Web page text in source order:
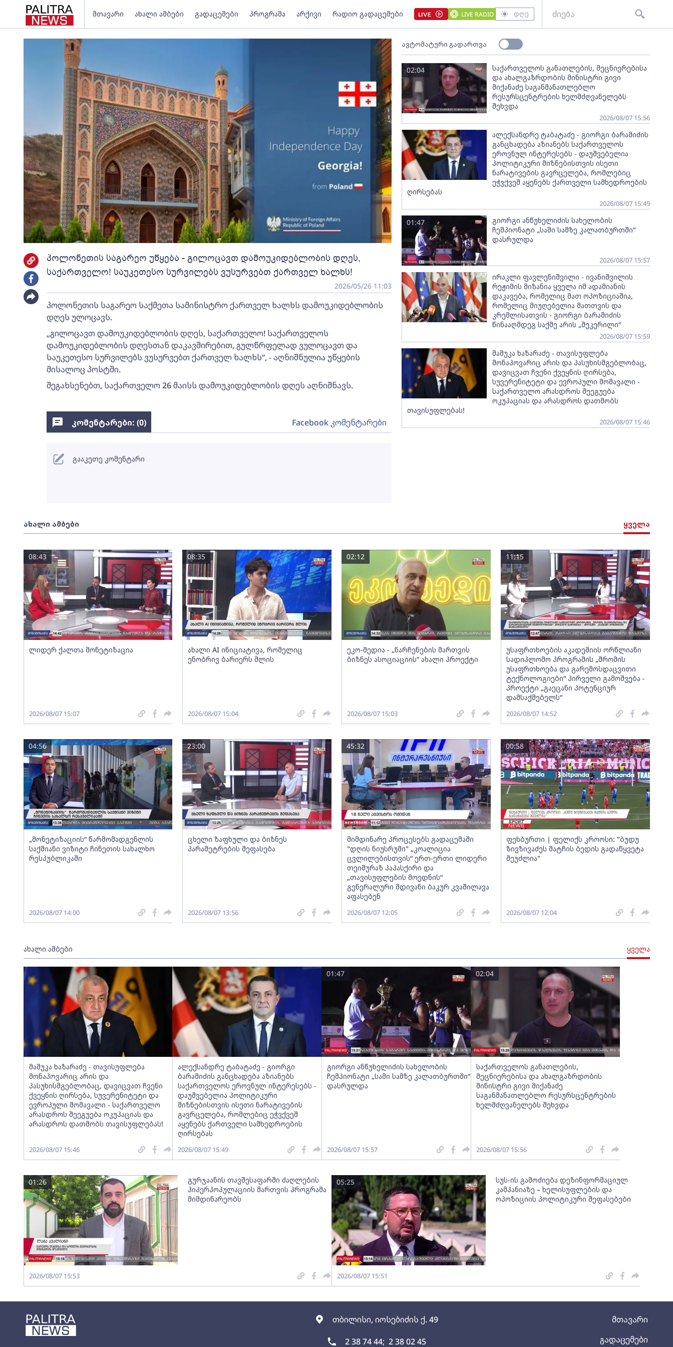
მთავარი ახალი ამბები გადაცემები პროგრამა არქივი რადიო გადაცემები LIVE LIVE RADIO დღე
თბილისი, იოსებიძის ქ. 49
2 38 74 44; 2 38 02 45
მთავარი
გადაცემები
პოლონეთის საგარეო უწყება - გილოცავთ დამოუკიდებლობის დღეს,
საქართველო! საუკეთესო სურვილებს ვუსურვებთ ქართველ ხალხს!
2026/05/26 11:03
პოლონეთის საგარეო საქმეთა სამინისტრო ქართველ ხალხს დამოუკიდებლობის
დღეს ულოცავს.
„გილოცავთ დამოუკიდებლობის დღეს, საქართველო! საქართველოს
დამოუკიდებლობის დღესთან დაკავშირებით, გულწრფელად ვულოცავთ და
საუკეთესო სურვილებს ვუსურვებთ ქართველ ხალხს“, - აღნიშნულია უწყების
მისალოც პოსტში.
შეგახსენებთ, საქართველო 26 მაისს დამოუკიდებლობის დღეს აღნიშნავს.
ავტომატური გადართვა
საქართველოს განათლების, მეცნიერებისა
და ახალგაზრდობის მინისტრი გივი
მიქანაძე საგანმანათლებლო
რესურსცენტრების ხელმძღვანელებს
შეხვდა
02:04
2026/08/07 15:56
ალექსანდრე ტაბატაძე - გიორგი ბარამიძის
განცხადება აზიანებს საქართველოს
ეროვნულ ინტერესებს - დაუშვებელია
პოლიტიკური მიზნებისთვის ისეთი
ნარატივების გავრცელება, რომლებიც
ეჭვქვეშ აყენებს ქართველი სამხედროების
ღირსებას
2026/08/07 15:49
გიორგი ანწუხელიძის სახელობის
ჩემპიონატი „სამი სამზე კალათბურთში“
დასრულდა
01:47
2026/08/07 15:57
ირაკლი ფავლენიშვილი - ივანიშვილის
რეჟიმის მიზანია ყველა იმ ადამიანის
დაკავება, რომელიც მათ ოპოზიციაშია,
რომელიც მიუღებელია მათთვის და
კრემლისათვის - გიორგი ბარამიძის
წინააღმდეგ საქმე არის „შეკერილი”
2026/08/07 15:59
მამუკა ხაზარაძე - თავისუფლება
მონაპოვარიც არის და პასუხისმგებლობაც,
დავიცვათ ჩვენი ქვეყნის ღირსება,
სუვერენიტეტი და ევროპული მომავალი -
საქართველო არასდროს შეეგუება
ოკუპაციას და არასდროს დათმობს
თავისუფლებას!
2026/08/07 15:46
ახალი ამბები ყველა
ლიდერ ქალთა მონეტიზაცია
08:43
2026/08/07 15:07
ახალი AI ინიციატივა, რომელიც
ენობრივ ბარიერს შლის
08:35
2026/08/07 15:04
ეკო-მედია - „ნარჩენების მართვის
ბიზნეს ასოციაციის” ახალი პროექტი
02:12
2026/08/07 15:03
უსაფრთხოების აკადემიის ორწლიანი
სადიპლომო პროგრამის „შრომის
უსაფრთხოება და გარემოსდაცვითი
ტექნოლოგიები“ პირველი გამოშვება -
პროექტი „გაეცანი პოტენციურ
დამსაქმებელს“
11:15
2026/08/07 14:52
„მონეტიზაციის“ წარმომადგენლის
საქმიანი ვიზიტი ჩინეთის სახალხო
რესპუბლიკაში
04:56
2026/08/07 14:00
ცხელი ზაფხული და ბიზნეს
პარამეტრების შეფასება
23:00
2026/08/07 13:56
მიმდინარე პროცესებს გადაცემაში
"დღის ნიუსრუმი" „კოალიცია
ცვლილებისთვის“ ერთ-ერთი ლიდერი
თეიმურაზ პაპასქირი და
„თავისუფლების მოედნის“
გენერალური მდივანი ბაკურ კვაშილავა
აფასებენ
45:32
2026/08/07 12:05
ფეხბურთი | ფელიქს კროოსი: "ბუდუ
ზივზივაძეს მატჩის ბედის გადაწყვეტა
შეუძლია"
00:58
2026/08/07 12:04
ახალი ამბები ყველა
მამუკა ხაზარაძე - თავისუფლება
მონაპოვარიც არის და
პასუხისმგებლობაც, დავიცვათ ჩვენი
ქვეყნის ღირსება, სუვერენიტეტი და
ევროპული მომავალი - საქართველო
არასდროს შეეგუება ოკუპაციას და
არასდროს დათმობს თავისუფლებას!
2026/08/07 15:46
ალექსანდრე ტაბატაძე - გიორგი
ბარამიძის განცხადება აზიანებს
საქართველოს ეროვნულ ინტერესებს -
დაუშვებელია პოლიტიკური
მიზნებისთვის ისეთი ნარატივების
გავრცელება, რომლებიც ეჭვქვეშ
აყენებს ქართველი სამხედროების
ღირსებას
2026/08/07 15:49
გიორგი ანწუხელიძის სახელობის
ჩემპიონატი „სამი სამზე კალათბურთში“
დასრულდა
01:47
2026/08/07 15:57
საქართველოს განათლების,
მეცნიერებისა და ახალგაზრდობის
მინისტრი გივი მიქანაძე
საგანმანათლებლო რესურსცენტრების
ხელმძღვანელებს შეხვდა
02:04
2026/08/07 15:56
გურჯაანის თავშესაფარში ძაღლების
ჰიპერპოპულაციის მართვის პროგრამა
მიმდინარეობს
01:26
2026/08/07 15:53
სუს-ის გამოძიება დეზინფორმაციულ
კამპანიაზე – ხელისუფლების და
ოპოზიციის პოლიტიკური შეფასებები
05:25
2026/08/07 15:51
კომენტარები: (0) Facebook კომენტარები
გააკეთე კომენტარი